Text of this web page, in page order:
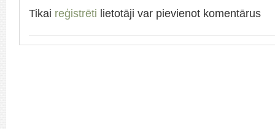
Tikai reģistrēti lietotāji var pievienot komentārus